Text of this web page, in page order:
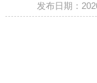
发布日期：